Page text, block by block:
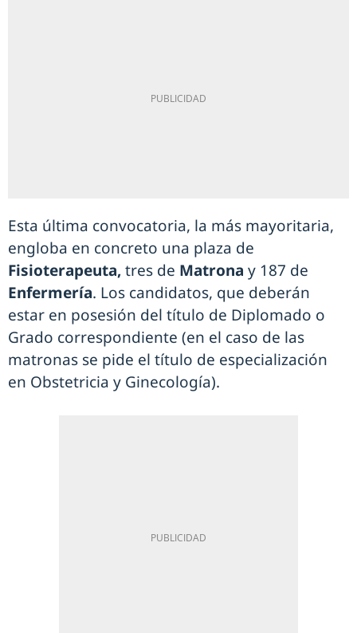
Esta última convocatoria, la más mayoritaria,
engloba en concreto una plaza de
Fisioterapeuta, tres de Matrona y 187 de
Enfermería. Los candidatos, que deberán
estar en posesión del título de Diplomado o
Grado correspondiente (en el caso de las
matronas se pide el título de especialización
en Obstetricia y Ginecología).